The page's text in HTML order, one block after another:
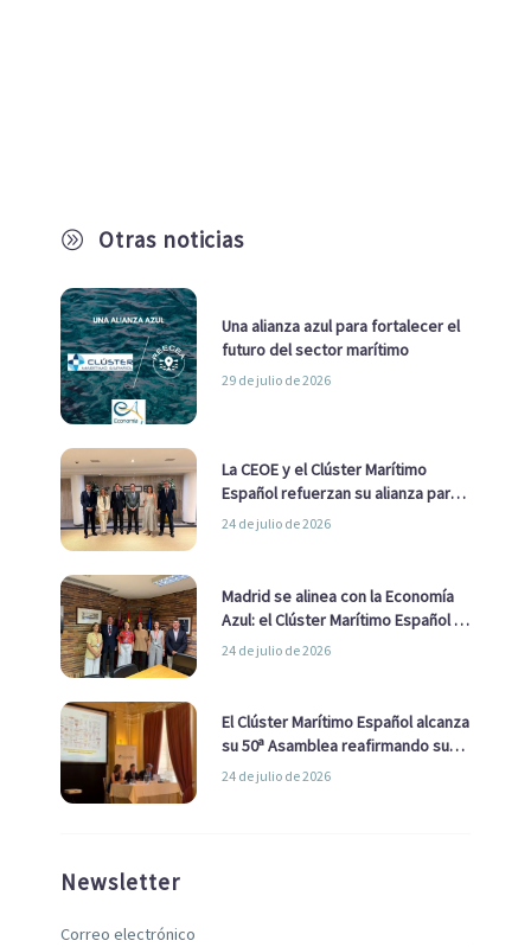
A Otras noticias
Una alianza azul para fortalecer el
futuro del sector marítimo
29 de julio de 2026
La CEOE y el Clúster Marítimo
Español refuerzan su alianza para
impulsar una estrategia Nacional
24 de julio de 2026
Madrid se alinea con la Economía
Azul: el Clúster Marítimo Español y
la Real Liga Naval avanzan alianzas
24 de julio de 2026
El Clúster Marítimo Español alcanza
su 50ª Asamblea reafirmando su
liderazgo en la Economía Azul
24 de julio de 2026
Newsletter
Correo electrónico